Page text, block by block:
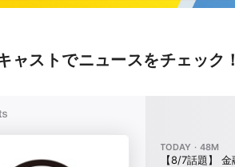
ャストでニュースをチェック！